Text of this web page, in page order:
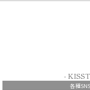
-
各種